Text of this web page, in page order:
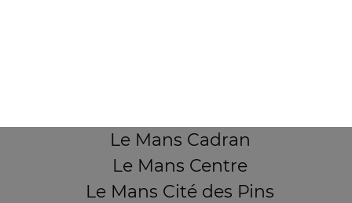
Le Mans Cadran
Le Mans Centre
Le Mans Cité des Pins